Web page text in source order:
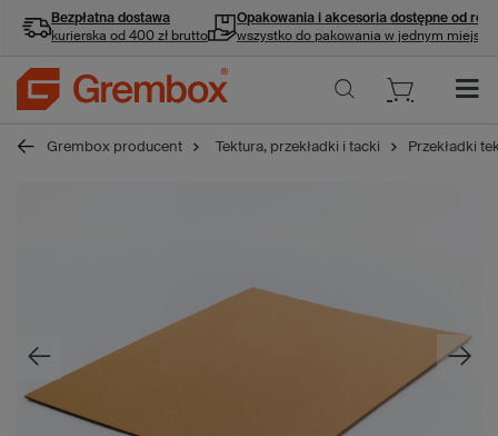
Bezpłatna dostawa
kurierska od 400 zł brutto
Opakowania i akcesoria dostępne od ręki
wszystko do pakowania w jednym miejscu
Grembox producent Tektura, przekładki i tacki Przekładki